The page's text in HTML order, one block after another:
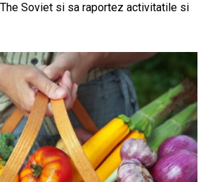
Soviet si sa raportez activitatile si